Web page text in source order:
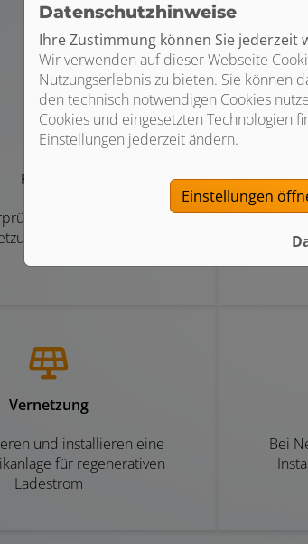
Unsere
Planung
die elektrischen
für E-Mobilität
Wir
Vernetzung
und installieren eine
für regenerativen
Ladestrom
Bei
Datenschutzhinweise
Ihre Zustimmung können Sie jederzeit
Wir verwenden auf dieser Webseite
Nutzungserlebnis zu bieten. Sie können
den technisch notwendigen Cookies
Cookies und eingesetzten Technologien
Einstellungen jederzeit ändern.
Einstellungen